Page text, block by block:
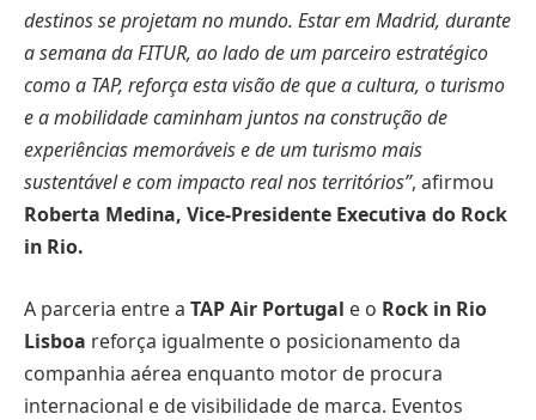
destinos se projetam no mundo. Estar em Madrid, durante
a semana da FITUR, ao lado de um parceiro estratégico
como a TAP, reforça esta visão de que a cultura, o turismo
e a mobilidade caminham juntos na construção de
experiências memoráveis e de um turismo mais
sustentável e com impacto real nos territórios”, afirmou
Roberta Medina, Vice-Presidente Executiva do Rock
in Rio.
A parceria entre a TAP Air Portugal e o Rock in Rio
Lisboa reforça igualmente o posicionamento da
companhia aérea enquanto motor de procura
internacional e de visibilidade de marca. Eventos